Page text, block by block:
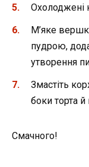
Охолоджені
М’яке
пудрою,
утворення
Змастіть
боки торта й
Смачного!